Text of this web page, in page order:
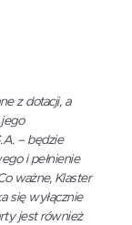
z dotacji, a
– będzie
i pełnienie
ważne, Klaster
się wyłącznie
jest również